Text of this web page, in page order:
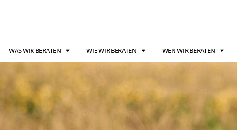
WAS WIR BERATEN WIE WIR BERATEN WEN WIR BERATEN